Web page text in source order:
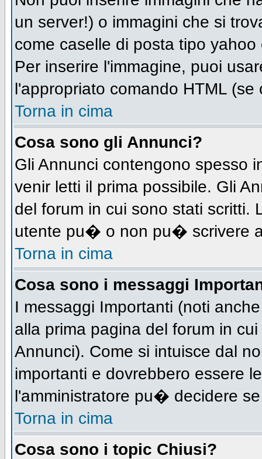
un server!) o immagini che si
come caselle di posta tipo
Per inserire l'immagine, puoi
l'appropriato comando HTML (se
Torna in cima
Cosa sono gli Annunci?
Gli Annunci contengono spesso
venir letti il prima possibile. Gli
del forum in cui sono stati
utente pu� o non pu� scrivere
Torna in cima
Cosa sono i messaggi
I messaggi Importanti (noti
alla prima pagina del forum in
Annunci). Come si intuisce dal
importanti e dovrebbero essere
l'amministratore pu� decidere
Torna in cima
Cosa sono i topic Chiusi?